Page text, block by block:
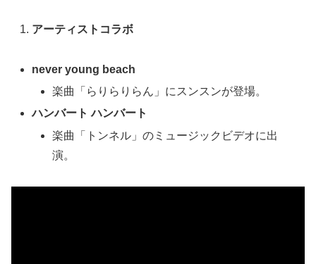
アーティストコラボ
never young beach
楽曲「らりらりらん」にスンスンが登場。
ハンバート ハンバート
楽曲「トンネル」のミュージックビデオに出
演。